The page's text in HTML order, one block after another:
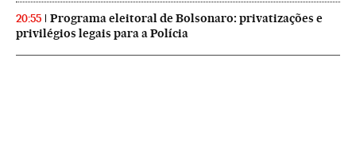
20:55
Programa eleitoral de Bolsonaro: privatizações e
privilégios legais para a Polícia